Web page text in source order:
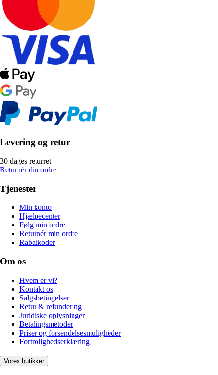
Levering og retur
30 dages returret
Returnér din ordre
Tjenester
Min konto
Hjælpecenter
Følg min ordre
Returnér min ordre
Rabatkoder
Om os
Hvem er vi?
Kontakt os
Salgsbetingelser
Retur & refundering
Juridiske oplysninger
Betalingsmetoder
Priser og forsendelsesmuligheder
Fortrolighedserklæring
Vores butikker